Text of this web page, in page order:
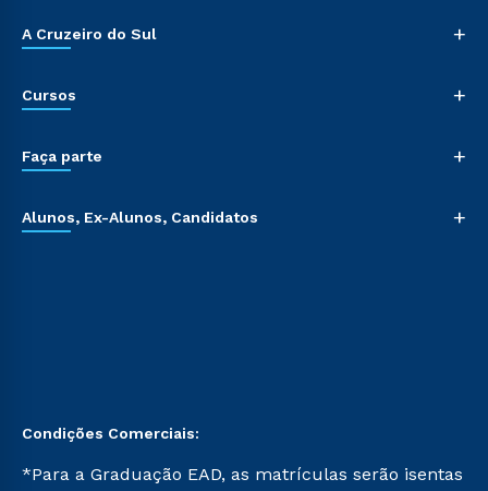
A Cruzeiro do Sul +
Cursos +
Faça parte +
Alunos, Ex-Alunos, Candidatos +
Condições Comerciais:
*Para a Graduação EAD, as matrículas serão isentas